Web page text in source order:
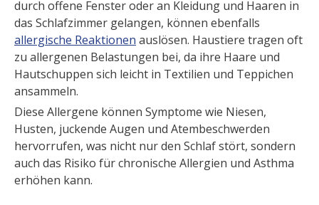
durch offene Fenster oder an Kleidung und Haaren in
das Schlafzimmer gelangen, können ebenfalls
allergische Reaktionen auslösen. Haustiere tragen oft
zu allergenen Belastungen bei, da ihre Haare und
Hautschuppen sich leicht in Textilien und Teppichen
ansammeln.
Diese Allergene können Symptome wie Niesen,
Husten, juckende Augen und Atembeschwerden
hervorrufen, was nicht nur den Schlaf stört, sondern
auch das Risiko für chronische Allergien und Asthma
erhöhen kann.